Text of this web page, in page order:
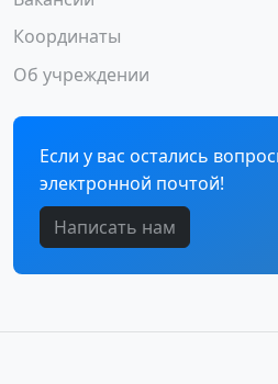
Координаты
Об учреждении
Если у вас остались
электронной почтой!
Написать нам